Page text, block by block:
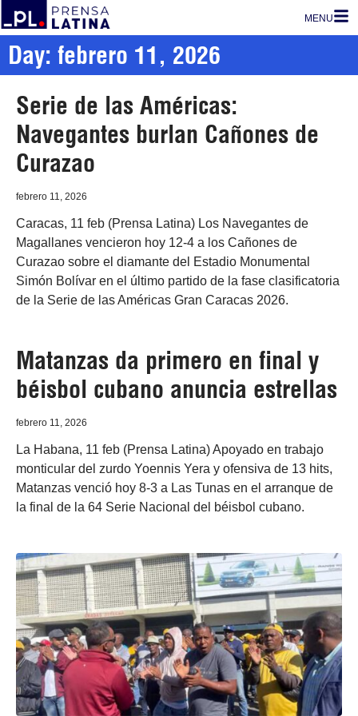
MENU
Day: febrero 11, 2026
Serie de las Américas:
Navegantes burlan Cañones de
Curazao
febrero 11, 2026
Caracas, 11 feb (Prensa Latina) Los Navegantes de
Magallanes vencieron hoy 12-4 a los Cañones de
Curazao sobre el diamante del Estadio Monumental
Simón Bolívar en el último partido de la fase clasificatoria
de la Serie de las Américas Gran Caracas 2026.
Matanzas da primero en final y
béisbol cubano anuncia estrellas
febrero 11, 2026
La Habana, 11 feb (Prensa Latina) Apoyado en trabajo
monticular del zurdo Yoennis Yera y ofensiva de 13 hits,
Matanzas venció hoy 8-3 a Las Tunas en el arranque de
la final de la 64 Serie Nacional del béisbol cubano.